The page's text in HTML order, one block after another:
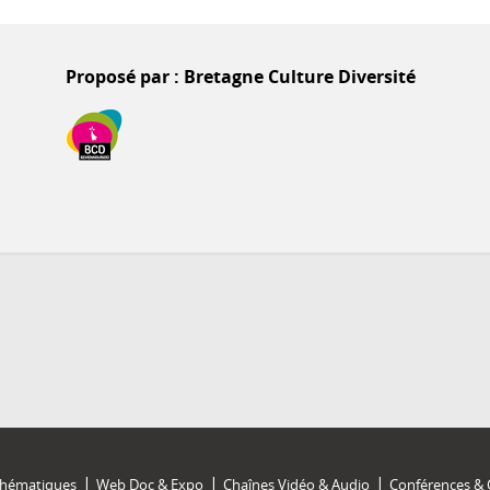
Proposé par : Bretagne Culture Diversité
Web Doc & Expo Chaînes Vidéo & Audio Conférences &